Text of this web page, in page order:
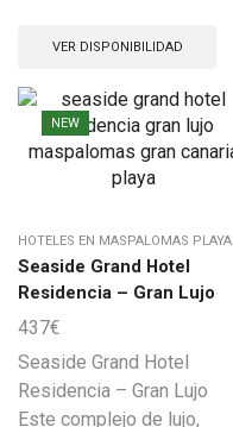
VER DISPONIBILIDAD
NEW
HOTELES EN MASPALOMAS PLAYA
Seaside Grand Hotel
Residencia – Gran Lujo
437€
Seaside Grand Hotel
Residencia – Gran Lujo
Este complejo de lujo,